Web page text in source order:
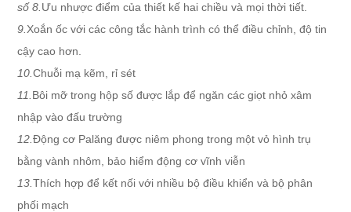
số 8. Ưu nhược điểm của thiết kế hai chiều và mọi thời tiết.
9. Xoắn ốc với các công tắc hành trình có thể điều chỉnh, độ tin
cậy cao hơn.
10.Chuỗi mạ kẽm, rỉ sét
11. Bôi mỡ trong hộp số được lắp để ngăn các giọt nhỏ xâm
nhập vào đấu trường
12.Động cơ Palăng được niêm phong trong một vỏ hình trụ
bằng vành nhôm, bảo hiểm động cơ vĩnh viễn
13.Thích hợp để kết nối với nhiều bộ điều khiển và bộ phân
phối mạch